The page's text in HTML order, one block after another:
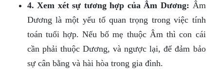
4. Xem xét sự tương hợp của Âm Dương: Âm
Dương là một yếu tố quan trọng trong việc tính
toán tuổi hợp. Nếu bố mẹ thuộc Âm thì con cái
cần phải thuộc Dương, và ngược lại, để đảm bảo
sự cân bằng và hài hòa trong gia đình.